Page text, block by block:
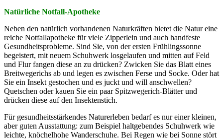
Natürliche Notfall-Apotheke
Neben den natürlich vorhandenen Naturkräften bietet die Natur eine
reiche Notfallapotheke für viele Zipperlein und auch handfeste
Gesundheitsprobleme. Sind Sie, von der ersten Frühlingssonne
begeistert, mit neuem Schuhwerk losgelaufen und mitten auf Feld
und Flur fangen diese an zu drücken? Zwicken Sie das Blatt eines
Breitwegerichs ab und legen es zwischen Ferse und Socke. Oder hat
Sie ein Insekt gestochen und es juckt und will anschwellen?
Quetschen oder kauen Sie ein paar Spitzwegerich-Blätter und
drücken diese auf den Insektenstich.
Für gesundheitsstärkendes Naturerleben bedarf es nur einer kleinen,
aber guten Ausstattung: zum Beispiel haltgebendes Schuhwerk wie
leichte, knöchelhohe Wanderschuhe. Bei Regen wie bei Sonne stört